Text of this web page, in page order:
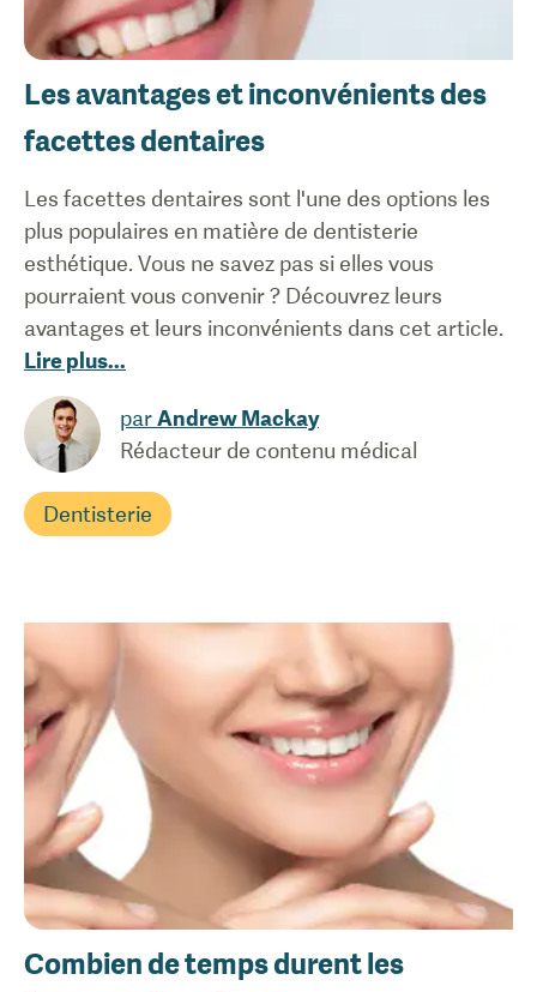
Les avantages et inconvénients des
facettes dentaires
Les facettes dentaires sont l'une des options les
plus populaires en matière de dentisterie
esthétique. Vous ne savez pas si elles vous
pourraient vous convenir ? Découvrez leurs
avantages et leurs inconvénients dans cet article.
Lire plus...
parAndrew Mackay
Rédacteur de contenu médical
Dentisterie
Combien de temps durent les